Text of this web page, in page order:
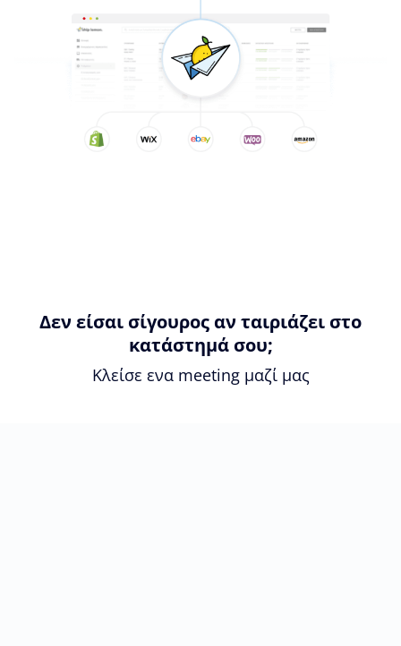
Δεν είσαι σίγουρος αν ταιριάζει στο
κατάστημά σου;
Κλείσε ενα meeting μαζί μας